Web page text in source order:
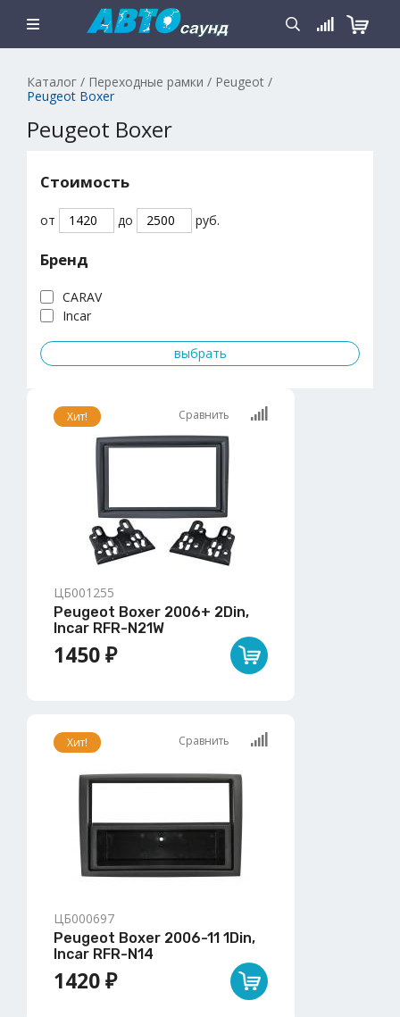
Каталог / Переходные рамки / Peugeot /
Peugeot Boxer
Peugeot Boxer
Стоимость
от до руб.
Бренд
CARAV
Incar
Хит! Сравнить
ЦБ001255
Peugeot Boxer 2006+ 2Din,
Incar RFR-N21W
1450 ₽
Хит! Сравнить
ЦБ000697
Peugeot Boxer 2006-11 1Din,
Incar RFR-N14
1420 ₽